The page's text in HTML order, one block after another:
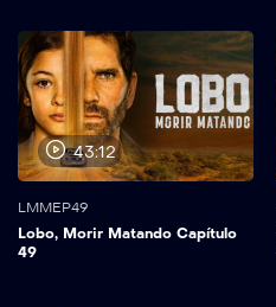
43:12
LMMEP49
Lobo, Morir Matando Capítulo
49